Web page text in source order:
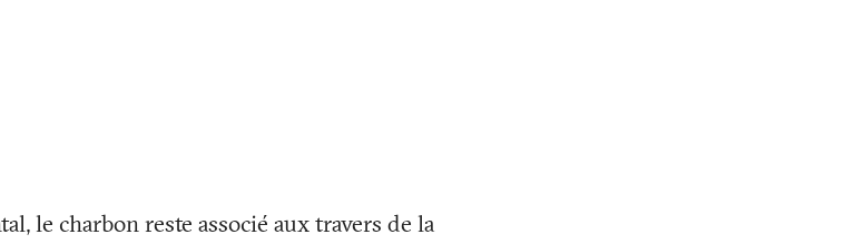
le charbon reste associé aux travers de la